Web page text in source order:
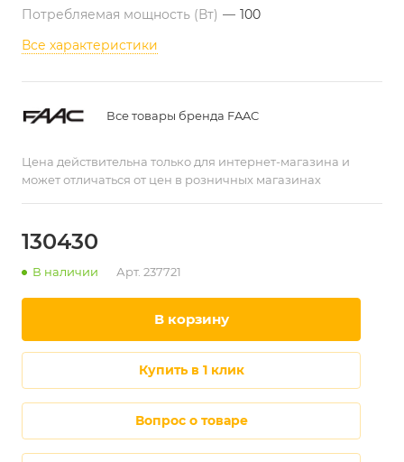
Потребляемая мощность (Вт) — 100
Все характеристики
Все товары бренда FAAC
Цена действительна только для интернет-магазина и
может отличаться от цен в розничных магазинах
130430
В наличии Арт. 237721
в корзину
купить в 1 клик
Вопрос о товаре